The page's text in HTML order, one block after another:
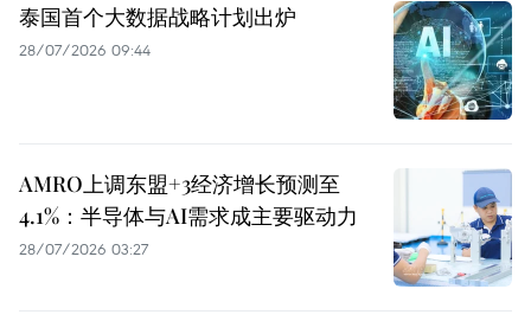
泰国首个大数据战略计划出炉
28/07/2026 09:44
AMRO上调东盟+3经济增长预测至
4.1%：半导体与AI需求成主要驱动力
28/07/2026 03:27